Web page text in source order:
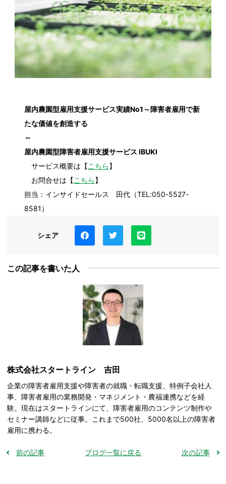
屋内農園型雇用支援サービス実績No1～障害者雇用で新
たな価値を創造する
～
屋内農園型障害者雇用支援サービス IBUKI
サービス概要は【 こちら 】
お問合せは【 こちら 】
担当：インサイドセールス 田代（TEL:050-5527-
8581）
シェア
この記事を書いた人
株式会社スタートライン 吉田
企業の障害者雇用支援や障害者の就職・転職支援、特例子会社人
事、障害者雇用の業務開発・マネジメント・農福連携などを経
験。現在はスタートラインにて、障害者雇用のコンテンツ制作や
セミナー講師などに従事。これまで500社、5000名以上の障害者
雇用に携わる。
前の記事 ブログ一覧に戻る 次の記事